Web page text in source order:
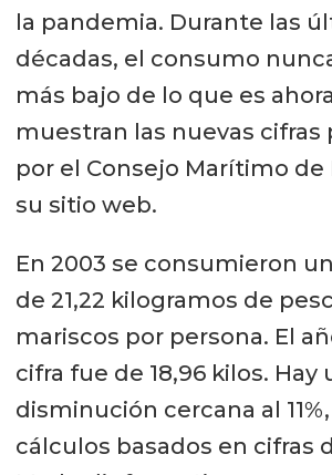
la pandemia. Durante las
décadas, el consumo
más bajo de lo que es
muestran las nuevas cifras
por el Consejo Marítimo de
su sitio web.
En 2003 se consumieron
de 21,22 kilogramos de
mariscos por persona. El
cifra fue de 18,96 kilos. Hay
disminución cercana al
cálculos basados en cifras